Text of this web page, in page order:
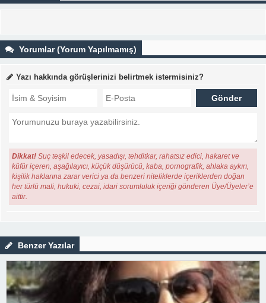
Yorumlar (Yorum Yapılmamış)
Yazı hakkında görüşlerinizi belirtmek istermisiniz?
Dikkat! Suç teşkil edecek, yasadışı, tehditkar, rahatsız edici, hakaret ve
küfür içeren, aşağılayıcı, küçük düşürücü, kaba, pornografik, ahlaka aykırı,
kişilik haklarına zarar verici ya da benzeri niteliklerde içeriklerden doğan
her türlü mali, hukuki, cezai, idari sorumluluk içeriği gönderen Üye/Üyeler’e
aittir.
Benzer Yazılar